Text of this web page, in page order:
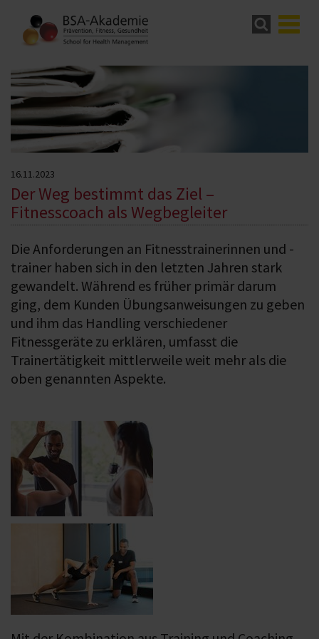
16.11.2023
Der Weg bestimmt das Ziel –
Fitnesscoach als Wegbegleiter
Die Anforderungen an Fitnesstrainerinnen und -
trainer haben sich in den letzten Jahren stark
gewandelt. Während es früher primär darum
ging, dem Kunden Übungsanweisungen zu geben
und ihm das Handling verschiedener
Fitnessgeräte zu erklären, umfasst die
Trainertätigkeit mittlerweile weit mehr als die
oben genannten Aspekte.